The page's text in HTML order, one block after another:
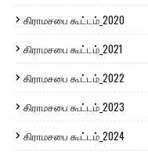
கிராமசபை கூட்டம்_2020
கிராமசபை கூட்டம்_2021
கிராமசபை கூட்டம்_2022
கிராமசபை கூட்டம்_2023
கிராமசபை கூட்டம்_2024